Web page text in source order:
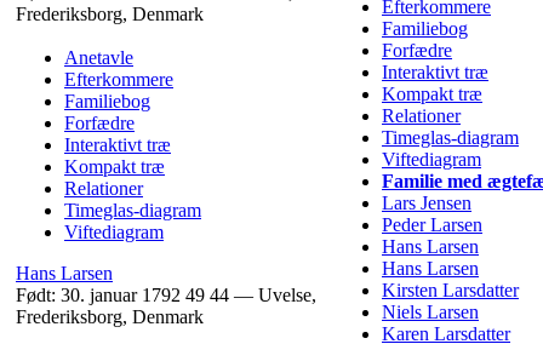
Frederiksborg, Denmark
Anetavle
Efterkommere
Familiebog
Forfædre
Interaktivt træ
Kompakt træ
Relationer
Timeglas-diagram
Viftediagram
Hans Larsen
Født: 30. januar 1792 49 44 — Uvelse,
Frederiksborg, Denmark
Efterkommere
Familiebog
Forfædre
Interaktivt træ
Kompakt træ
Relationer
Timeglas-diagram
Viftediagram
Familie med
Lars Jensen
PederLarsen
Hans Larsen
Hans Larsen
Kirsten Larsdatter
Niels Larsen
Karen Larsdatter